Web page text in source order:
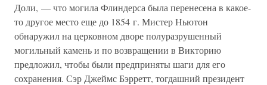
Доли, — что могила Флиндерса была перенесена в какое-
то другое место еще до 1854 г. Мистер Ньютон
обнаружил на церковном дворе полуразрушенный
могильный камень и по возвращении в Викторию
предложил, чтобы были предприняты шаги для его
сохранения. Сэр Джеймс Бэрретт, тогдашний президент